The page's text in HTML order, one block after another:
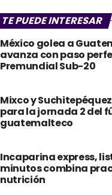
TE PUEDE INTERESAR
México golea a
avanza con paso
Premundial Sub-20
Mixco y
para la jornada 2 del
guatemalteco
Incaparina express,
minutos combina
nutrición